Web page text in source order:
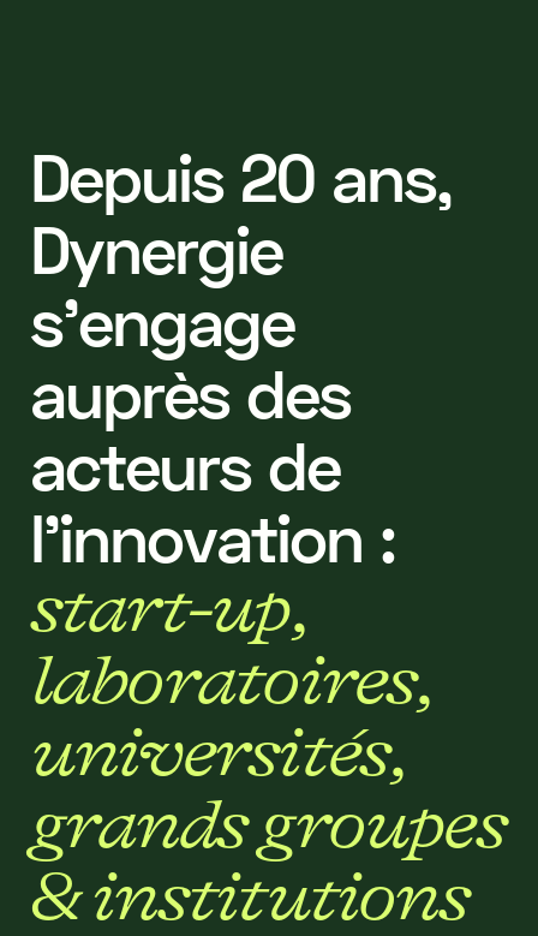
Depuis 20 ans,
Dynergie
s’engage
auprès des
acteurs de
l’innovation :
start-up,
laboratoires,
universités,
grandsgroupes
& institutions